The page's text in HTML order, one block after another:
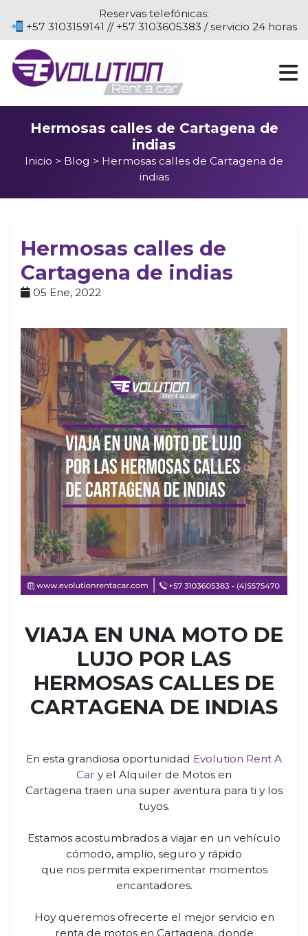
Reservas telefónicas:
+57 3103159141 // +57 3103605383 / servicio 24 horas
Hermosas calles de Cartagena de
indias
Inicio > Blog > Hermosas calles de Cartagena de
indias
Hermosas calles de
Cartagena de indias
05 Ene, 2022
VIAJA EN UNA MOTO DE
LUJO POR LAS
HERMOSAS CALLES DE
CARTAGENA DE INDIAS
En esta grandiosa oportunidad Evolution Rent A
Car y el Alquiler de Motos en
Cartagena traen una super aventura para ti y los
tuyos.
Estamos acostumbrados a viajar en un vehículo
cómodo, amplio, seguro y rápido
que nos permita experimentar momentos
encantadores.
Hoy queremos ofrecerte el mejor servicio en
renta de motos en Cartagena, donde